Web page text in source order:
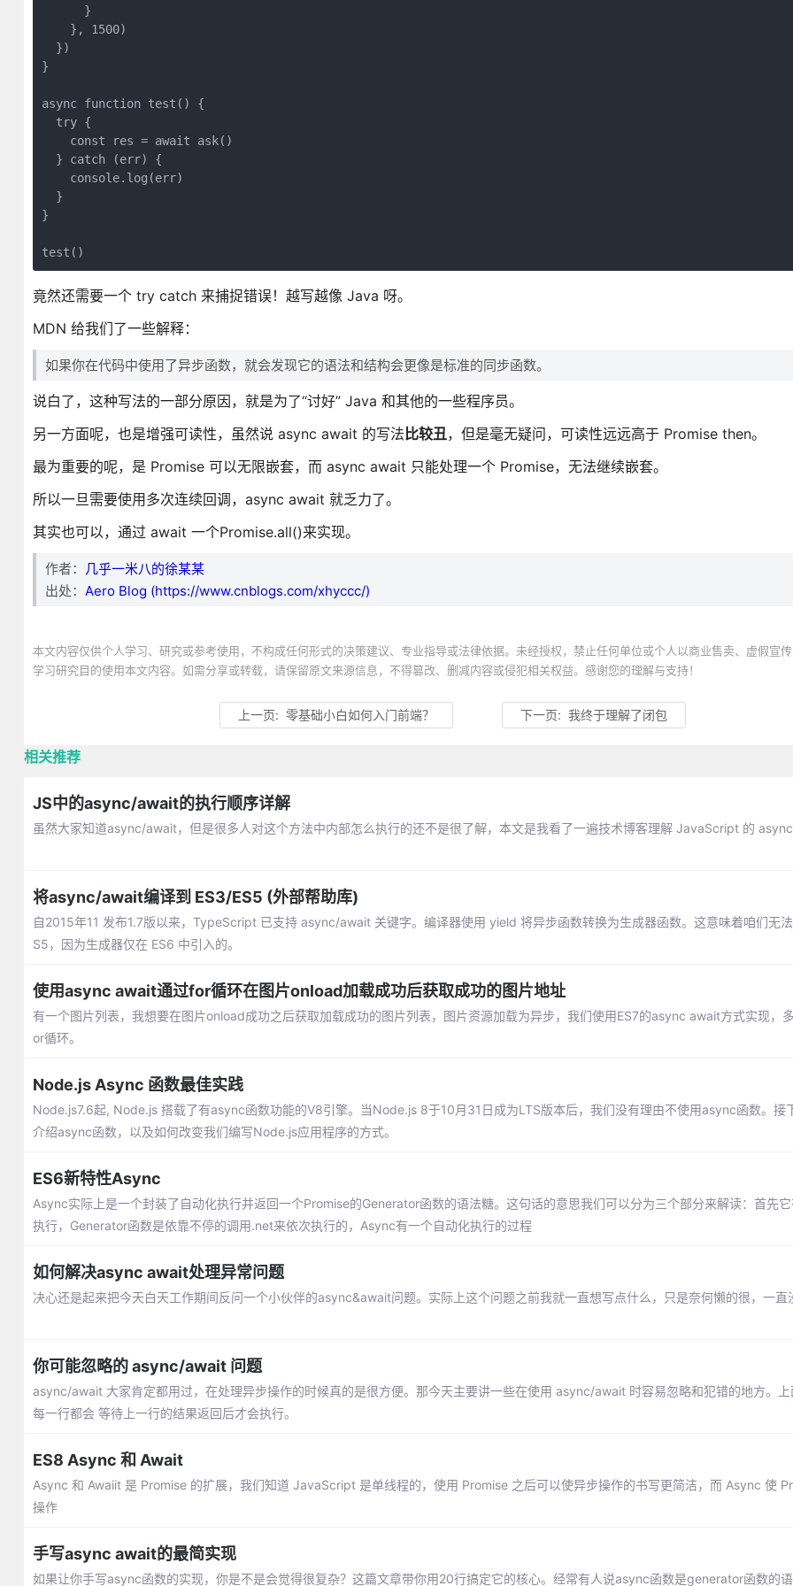
      }
    }, 1500)
  })
}
async function test() {
  try {
    const res = await ask()
  } catch (err) {
    console.log(err)
  }
}
竟然还需要一个 try catch 来捕捉错误！越写越像 Java 呀。
MDN 给我们了一些解释：
如果你在代码中使用了异步函数，就会发现它的语法和结构会更像是标准的同步函数。
说白了，这种写法的一部分原因，就是为了“讨好” Java 和其他的一些程序员。
另一方面呢，也是增强可读性，虽然说 async await 的写法比较丑，但是毫无疑问，可读性远远高于 Promise then。
最为重要的呢，是 Promise 可以无限嵌套，而 async await 只能处理一个 Promise，无法继续嵌套。
所以一旦需要使用多次连续回调，async await 就乏力了。
其实也可以，通过 await 一个Promise.all()来实现。
作者： 几乎一米八的徐某某
出处： Aero Blog (https://www.cnblogs.com/xhyccc/)
本文内容仅供个人学习、研究或参考使用，不构成任何形式的决策建议、专业指导或法律依据。未经授权，禁止任何单位或个人以商业售卖、虚假宣
学习研究目的使用本文内容。如需分享或转载，请保留原文来源信息，不得篡改、删减内容或侵犯相关权益。感谢您的理解与支持！
上一页:零基础小白如何入门前端？ 下一页:我终于理解了闭包
相关推荐
JS中的async/await的执行顺序详解
虽然大家知道async/await，但是很多人对这个方法中内部怎么执行的还不是很了解，本文是我看了一遍技术博客理解 JavaScript 的
将async/await编译到 ES3/ES5 (外部帮助库)
自2015年11 发布1.7版以来，TypeScript 已支持 async/await 关键字。编译器使用 yield 将异步函数转换为生成器函数。这意味着咱们无
S5，因为生成器仅在 ES6 中引入的。
使用async await通过for循环在图片onload加载成功后获取成功的图片地址
有一个图片列表，我想要在图片onload成功之后获取加载成功的图片列表，图片资源加载为异步，我们使用ES7的async await方式实现，
or循环。
Node.js Async 函数最佳实践
Node.js7.6起, Node.js 搭载了有async函数功能的V8引擎。当Node.js 8于10月31日成为LTS版本后，我们没有理由不使用async函数。接
介绍async函数，以及如何改变我们编写Node.js应用程序的方式。
ES6新特性Async
Async实际上是一个封装了自动化执行并返回一个Promise的Generator函数的语法糖。这句话的意思我们可以分为三个部分来解读：首先
执行，Generator函数是依靠不停的调用.net来依次执行的，Async有一个自动化执行的过程
如何解决async await处理异常问题
决心还是起来把今天白天工作期间反问一个小伙伴的async&await问题。实际上这个问题之前我就一直想写点什么，只是奈何懒的很，一直
你可能忽略的 async/await 问题
async/await 大家肯定都用过，在处理异步操作的时候真的是很方便。那今天主要讲一些在使用 async/await 时容易忽略和犯错的地方。上
每一行都会 等待上一行的结果返回后才会执行。
ES8 Async 和 Await
Async 和 Awaiit 是 Promise 的扩展，我们知道 JavaScript 是单线程的，使用 Promise 之后可以使异步操作的书写更简洁，而 Async 使
操作
手写async await的最简实现
如果让你手写async函数的实现，你是不是会觉得很复杂？这篇文章带你用20行搞定它的核心。经常有人说async函数是generator函数的